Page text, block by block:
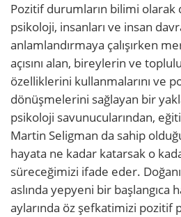
Pozitif durumların bilimi olarak
psikoloji, insanları ve insan
anlamlandırmaya çalışırken
açısını alan, bireylerin ve
özelliklerini kullanmalarını ve
dönüşmelerini sağlayan bir
psikoloji savunucularından,
Martin Seligman da sahip
hayata ne kadar katarsak o
süreceğimizi ifade eder.
aslında yepyeni bir başlangıca
aylarında öz şefkatimizi pozitif